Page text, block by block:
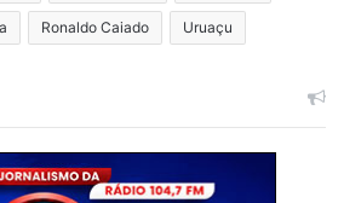
Ronaldo Caiado Uruaçu